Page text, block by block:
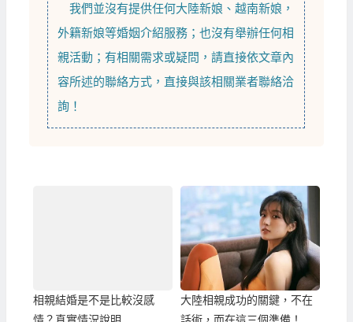
我們並沒有提供任何大陸新娘 、越南新娘 ，
外籍新娘等婚姻介紹服務；也沒有舉辦任何相
親活動；有相關需求或疑問，請直接依文章內
容所述的聯絡方式，直接與該相關業者聯絡洽
詢！
相親結婚是不是比較沒感
情？真實情況說明
大陸相親成功的關鍵，不在
話術，而在這三個準備！